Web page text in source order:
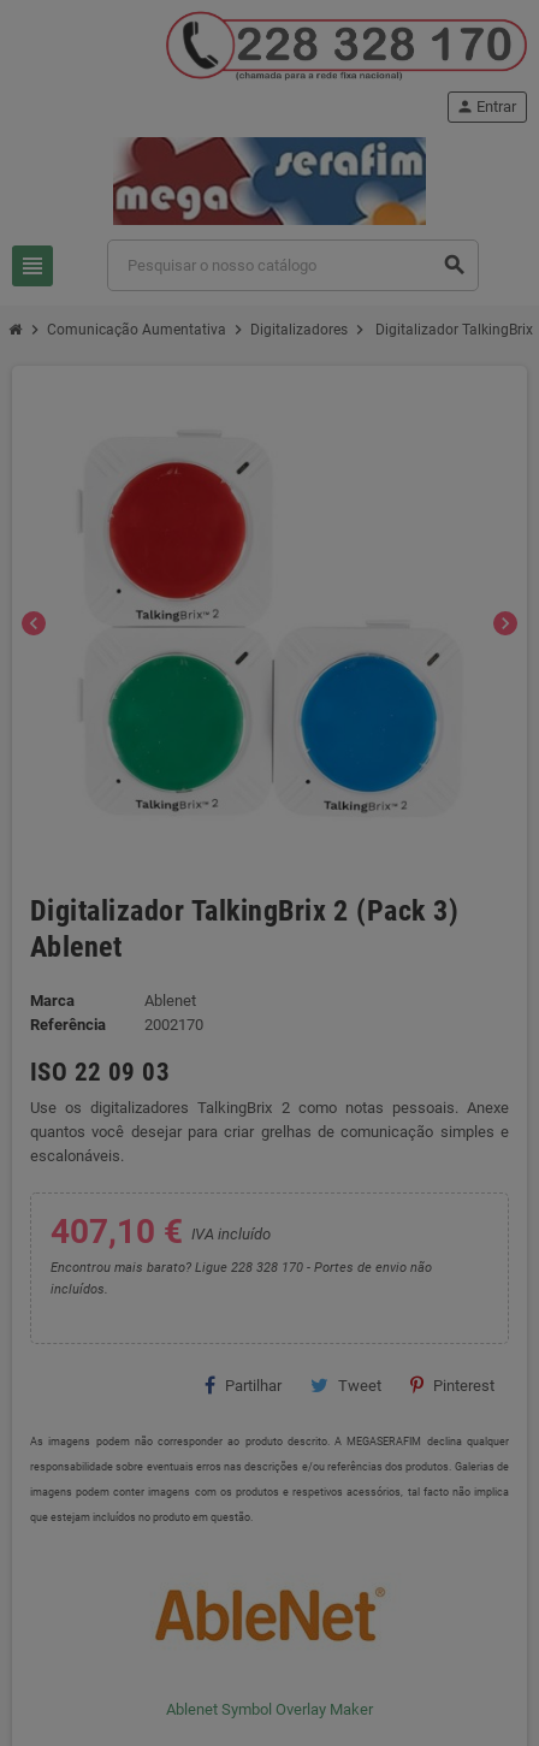
view_headline search
person Entrar
chevron_right Comunicação Aumentativa chevron_right Digitalizadores chevron_right Digitalizador TalkingBrix
chevron_left chevron_right
Digitalizador TalkingBrix 2 (Pack 3)
Ablenet
Marca
Ablenet
Referência
2002170
ISO 22 09 03
Use os digitalizadores TalkingBrix 2 como notas pessoais. Anexe
quantos você desejar para criar grelhas de comunicação simples e
escalonáveis.
407,10 € IVA incluído
Encontrou mais barato? Ligue 228 328 170 - Portes de envio não
incluídos.
Partilhar Tweet Pinterest
As imagens podem não corresponder ao produto descrito. A MEGASERAFIM declina qualquer
responsabilidade sobre eventuais erros nas descrições e/ou referências dos produtos. Galerias de
imagens podem conter imagens com os produtos e respetivos acessórios, tal facto não implica
que estejam incluídos no produto em questão.
Ablenet Symbol Overlay Maker